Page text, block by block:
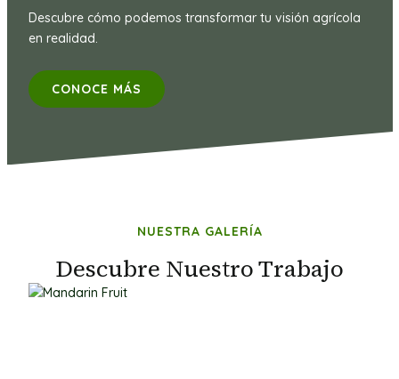
Descubre cómo podemos transformar tu visión agrícola
en realidad.
CONOCE MÁS
NUESTRA GALERÍA
Descubre Nuestro Trabajo